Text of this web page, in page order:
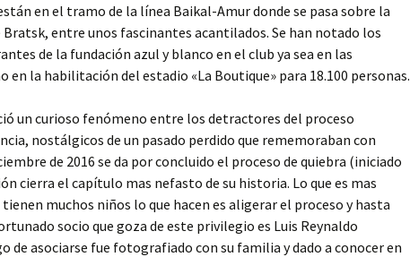
en el tramo de la línea Baikal-Amur donde se pasa sobre la
Bratsk, entre unos fascinantes acantilados. Se han notado los
de la fundación azul y blanco en el club ya sea en las
la habilitación del estadio «La Boutique» para 18.100 personas.
un curioso fenómeno entre los detractores del proceso
nostálgicos de un pasado perdido que rememoraban con
de 2016 se da por concluido el proceso de quiebra (iniciado
cierra el capítulo mas nefasto de su historia. Lo que es mas
muchos niños lo que hacen es aligerar el proceso y hasta
socio que goza de este privilegio es Luis Reynaldo
de asociarse fue fotografiado con su familia y dado a conocer en